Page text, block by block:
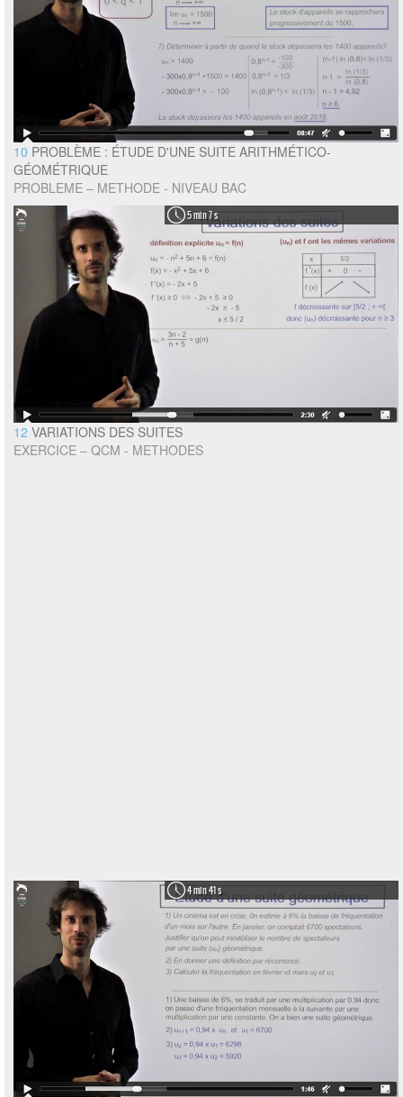
10 PROBLÈME : ÉTUDE D'UNE SUITE ARITHMÉTICO-
GÉOMÉTRIQUE
PROBLEME – METHODE - NIVEAU BAC
5 min 7 s
12 VARIATIONS DES SUITES
EXERCICE – QCM - METHODES
4 min 41 s